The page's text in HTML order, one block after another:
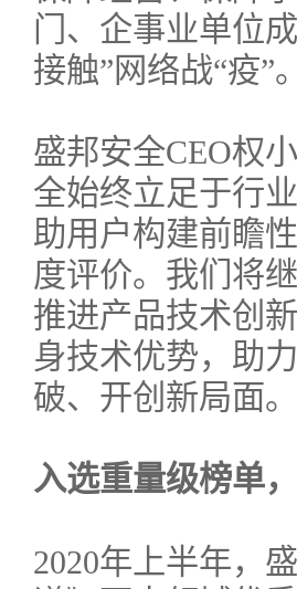
门、企事业单位
接触”网络战“疫”。
盛邦安全CEO权
全始终立足于行
助用户构建前瞻
度评价。我们将
推进产品技术创
身技术优势，助
破、开创新局面
入选重量级榜单
2020年上半年，